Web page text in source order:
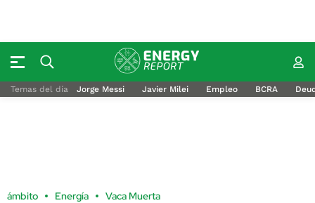
Temas del día Jorge Messi Javier Milei Empleo BCRA
ámbito Energía Vaca Muerta